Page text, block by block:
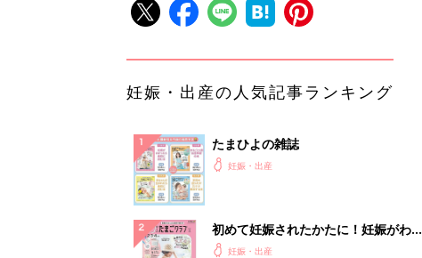
妊娠・出産の人気記事ランキング
たまひよの雑誌
妊娠・出産
初めて妊娠されたかたに！妊娠がわか
ったら最初に読む本『初めてのたまご
妊娠・出産